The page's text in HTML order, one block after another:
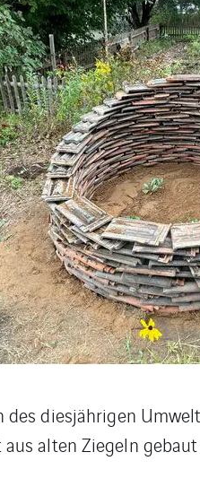
des diesjährigen
aus alten Ziegeln